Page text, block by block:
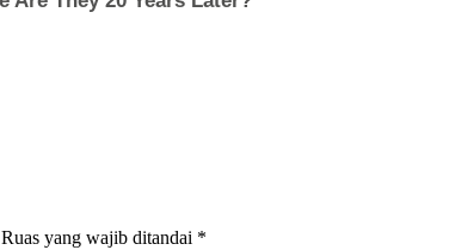
Ruas yang wajib ditandai *